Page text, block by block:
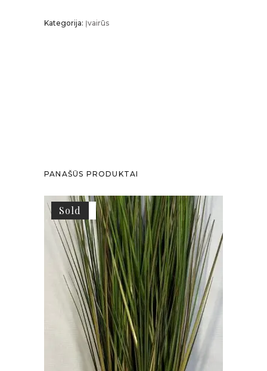
Kategorija: Įvairūs
PANAŠŪS PRODUKTAI
Akcija
Sold